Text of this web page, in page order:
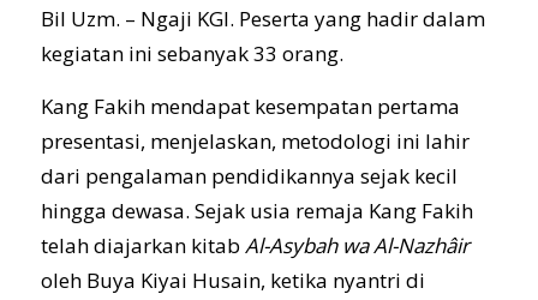
JARINGAN
KARYA
Bil Uzm. – Ngaji KGI. Peserta yang hadir dalam
kegiatan ini sebanyak 33 orang.
Kang Fakih mendapat kesempatan pertama
presentasi, menjelaskan, metodologi ini lahir
dari pengalaman pendidikannya sejak kecil
hingga dewasa. Sejak usia remaja Kang Fakih
telah diajarkan kitab Al-Asybah wa Al-Nazhâir
oleh Buya Kiyai Husain, ketika nyantri di